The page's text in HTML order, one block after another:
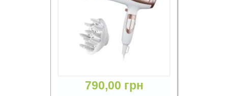
790,00 грн